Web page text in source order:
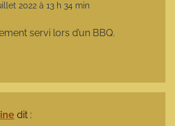
2022 à 13 h 34 min
servi lors d’un BBQ.
dit :